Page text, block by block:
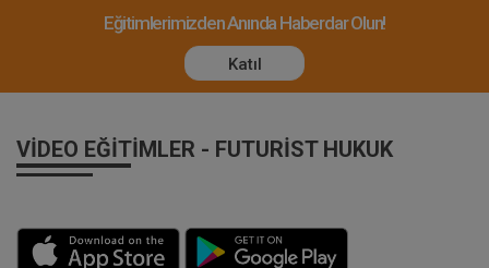
Eğitimlerimizden Anında Haberdar Olun!
Katıl
VIDEO EĞITIMLER - FUTURIST HUKUK